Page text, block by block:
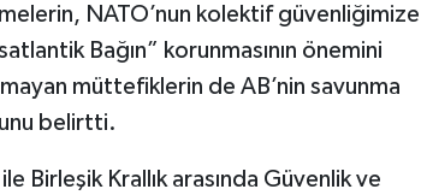
NATO’nun kolektif güvenliğimize
Bağın” korunmasının önemini
müttefiklerin de AB’nin savunma
belirtti.
Birleşik Krallık arasında Güvenlik ve